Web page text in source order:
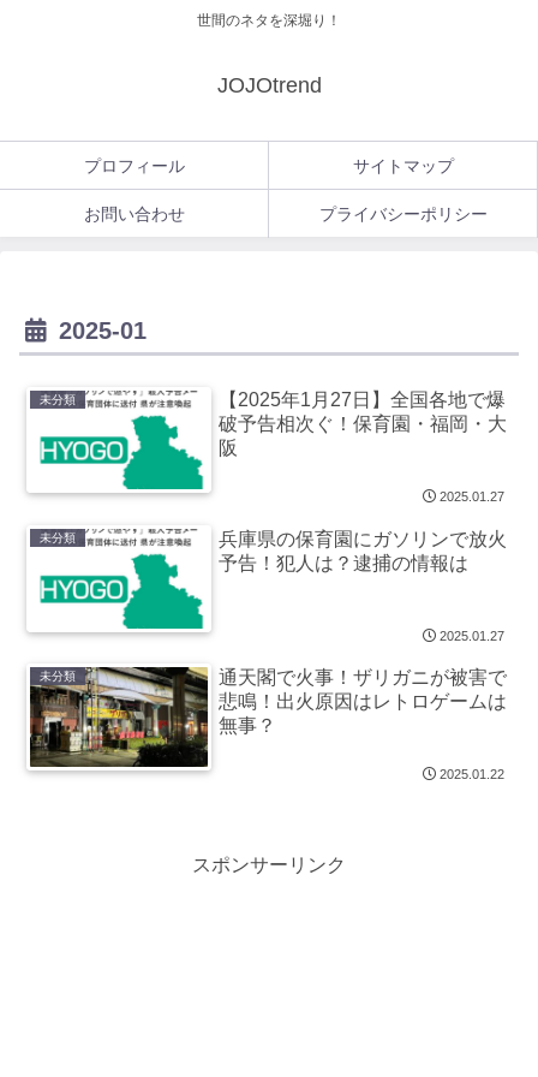
世間のネタを深堀り！
JOJOtrend
プロフィール サイトマップ
お問い合わせ プライバシーポリシー
2025-01
未分類
【2025年1月27日】全国各地で爆
破予告相次ぐ！保育園・福岡・大
阪
2025.01.27
未分類
兵庫県の保育園にガソリンで放火
予告！犯人は？逮捕の情報は
2025.01.27
未分類
通天閣で火事！ザリガニが被害で
悲鳴！出火原因はレトロゲームは
無事？
2025.01.22
スポンサーリンク